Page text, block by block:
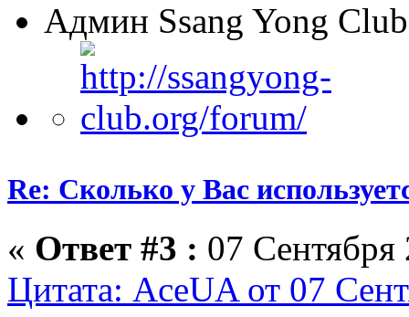
Админ Ssang Yong
Re: Сколько у Вас
« Ответ #3 : 07
Цитата: AceUA от 07